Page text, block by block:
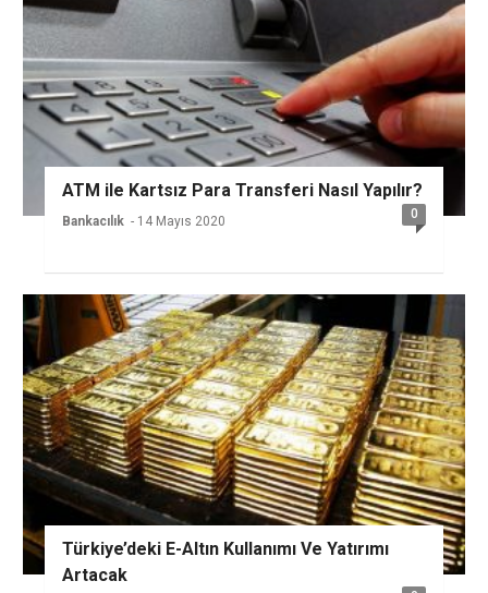
ATM ile Kartsız Para Transferi Nasıl Yapılır?
Bankacılık - 14 Mayıs 2020 0
Türkiye’deki E-Altın Kullanımı Ve Yatırımı
Artacak